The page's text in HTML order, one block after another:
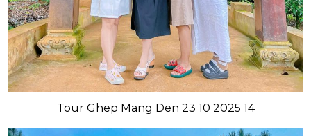
Tour Ghep Mang Den 23 10 2025 14